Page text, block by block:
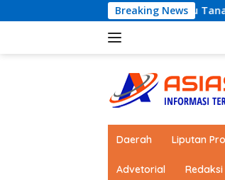
ke
Breaking News
Kotabaru Tanamkan Kesadaran Tertib
Daerah Liputan
Advetorial Redaksi